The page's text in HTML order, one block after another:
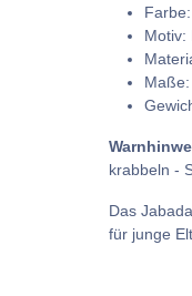
Motiv:
krabbeln -
Das
für junge